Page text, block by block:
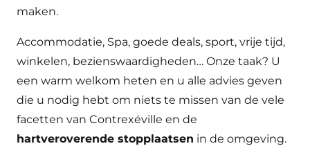
maken.
Accommodatie, Spa, goede deals, sport, vrije tijd,
winkelen, bezienswaardigheden… Onze taak? U
een warm welkom heten en u alle advies geven
die u nodig hebt om niets te missen van de vele
facetten van Contrexéville en de
hartveroverende stopplaatsen in de omgeving.